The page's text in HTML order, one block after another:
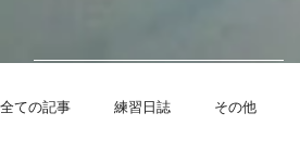
全ての記事 練習日誌 その他